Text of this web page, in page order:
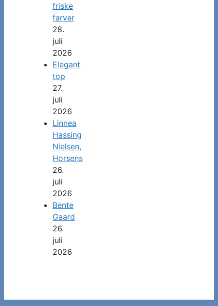
friske
farver
28.
juli
2026
Elegant
top
27.
juli
2026
Linnea
Hassing
Nielsen,
Horsens
26.
juli
2026
Bente
Gaard
26.
juli
2026